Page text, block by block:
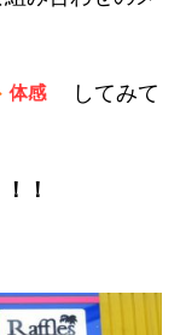
体感 してみて
！